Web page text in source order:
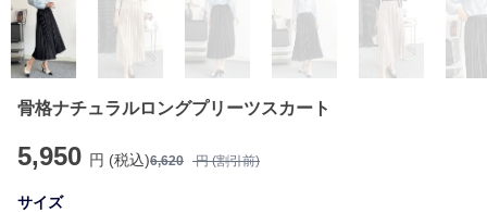
骨格ナチュラルロングプリーツスカート
5,950 円 (税込)6,620 円 (割引前)
サイズ